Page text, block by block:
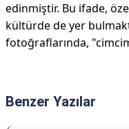
edinmiştir. Bu ifade,
kültürde de yer
fotoğraflarında,
Benzer Yazılar